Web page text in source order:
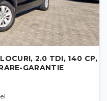
2.0 TDI, 140 CP,
GARANTIE